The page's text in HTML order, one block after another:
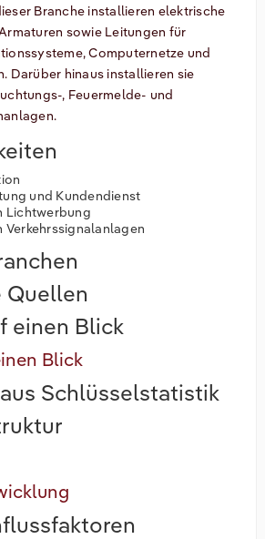
Branche installieren elektrische
sowie Leitungen für
Computernetze und
Darüber hinaus installieren sie
, Feuermelde- und
und Kundendienst
Lichtwerbung
Quellen
einen Blick
Blick
Schlüsselstatistik